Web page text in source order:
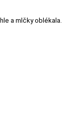
a mlčky oblékala.